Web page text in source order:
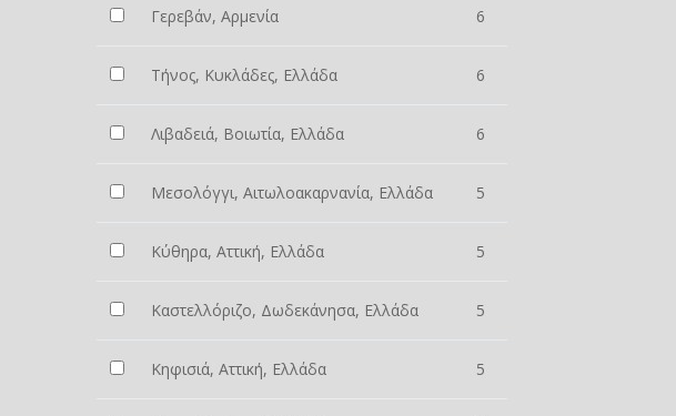
Γερεβάν, Αρμενία 6
Τήνος, Κυκλάδες, Ελλάδα 6
Λιβαδειά, Βοιωτία, Ελλάδα 6
Μεσολόγγι, Αιτωλοακαρνανία, Ελλάδα 5
Κύθηρα, Αττική, Ελλάδα 5
Καστελλόριζο, Δωδεκάνησα, Ελλάδα 5
Κηφισιά, Αττική, Ελλάδα 5